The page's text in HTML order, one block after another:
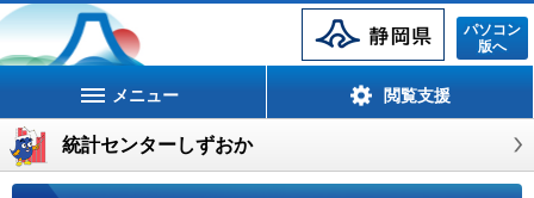
静岡県
パソコン
版へ
メニュー 閲覧支援
統計センターしずおか